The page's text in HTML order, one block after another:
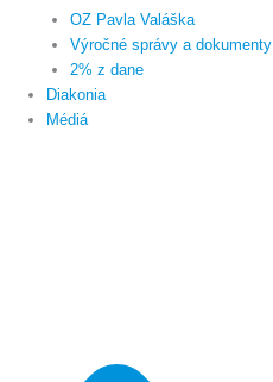
OZ Pavla Valáška
Výročné správy a dokumenty
2% z dane
Diakonia
Médiá